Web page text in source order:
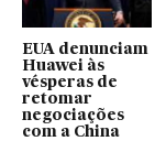
EUA denunciam
Huawei às
vésperas de
retomar
negociações
com a China